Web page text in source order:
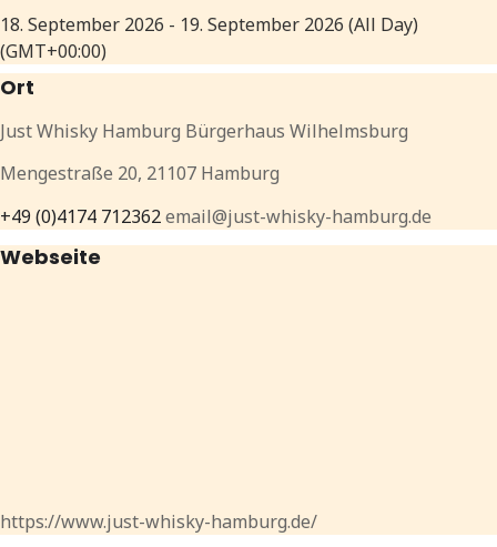
18. September 2026 - 19. September 2026 (All Day)
(GMT+00:00)
Ort
Just Whisky Hamburg Bürgerhaus Wilhelmsburg
Mengestraße 20, 21107 Hamburg
+49 (0)4174 712362email@just-whisky-hamburg.de
Webseite
https://www.just-whisky-hamburg.de/